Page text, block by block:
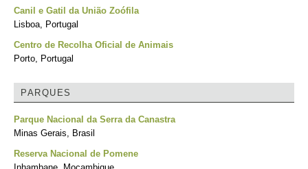
Canil e Gatil da União Zoófila
Lisboa, Portugal
Centro de Recolha Oficial de Animais
Porto, Portugal
PARQUES
Parque Nacional da Serra da Canastra
Minas Gerais, Brasil
Reserva Nacional de Pomene